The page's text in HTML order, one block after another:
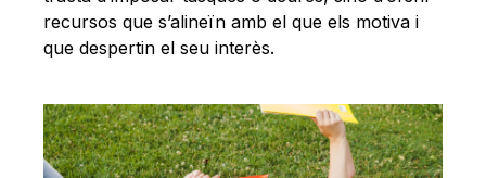
recursos que s’alineïn amb el que els motiva i
que despertin el seu interès.